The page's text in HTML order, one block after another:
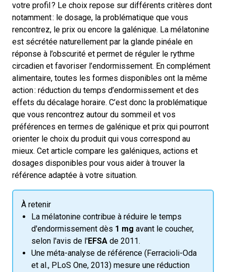
votre profil ? Le choix repose sur différents critères dont
notamment : le dosage, la problématique que vous
rencontrez, le prix ou encore la galénique. La mélatonine
est sécrétée naturellement par la glande pinéale en
réponse à l’obscurité et permet de réguler le rythme
circadien et favoriser l’endormissement. En complément
alimentaire, toutes les formes disponibles ont la même
action : réduction du temps d’endormissement et des
effets du décalage horaire. C’est donc la problématique
que vous rencontrez autour du sommeil et vos
préférences en termes de galénique et prix qui pourront
orienter le choix du produit qui vous correspond au
mieux. Cet article compare les galéniques, actions et
dosages disponibles pour vous aider à trouver la
référence adaptée à votre situation.
À retenir
La mélatonine contribue à réduire le temps
d'endormissement dès 1 mg avant le coucher,
selon l'avis de l'EFSA de 2011.
Une méta-analyse de référence (Ferracioli-Oda
et al., PLoS One, 2013) mesure une réduction